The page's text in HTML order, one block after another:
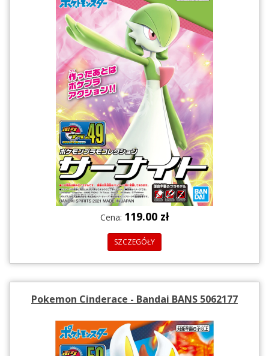
Cena: 119.00 zł
SZCZEGÓŁY
Pokemon Cinderace - Bandai BANS 5062177